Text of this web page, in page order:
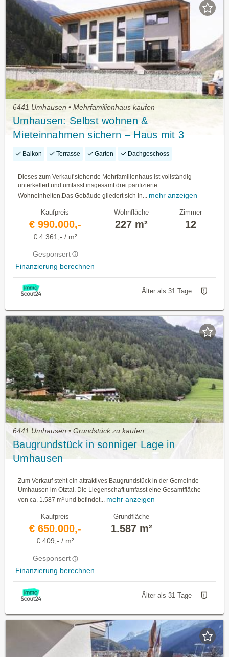
6441 Umhausen • Mehrfamilienhaus kaufen
Umhausen: Selbst wohnen &
Mieteinnahmen sichern – Haus mit 3
Einheiten
Balkon Terrasse Garten Dachgeschoss
Dieses zum Verkauf stehende Mehrfamilienhaus ist vollständig
unterkellert und umfasst insgesamt drei parifizierte
Wohneinheiten.Das Gebäude gliedert sich in... mehr anzeigen
Kaufpreis
€ 990.000,-
€ 4.361,- / m²
Gesponsert
Finanzierung berechnen
Wohnfläche
227 m²
Zimmer
12
Älter als 31 Tage
6441 Umhausen • Grundstück zu kaufen
Baugrundstück in sonniger Lage in
Umhausen
Zum Verkauf steht ein attraktives Baugrundstück in der Gemeinde
Umhausen im Ötztal. Die Liegenschaft umfasst eine Gesamtfläche
von ca. 1.587 m² und befindet... mehr anzeigen
Kaufpreis
€ 650.000,-
€ 409,- / m²
Gesponsert
Finanzierung berechnen
Grundfläche
1.587 m²
Älter als 31 Tage